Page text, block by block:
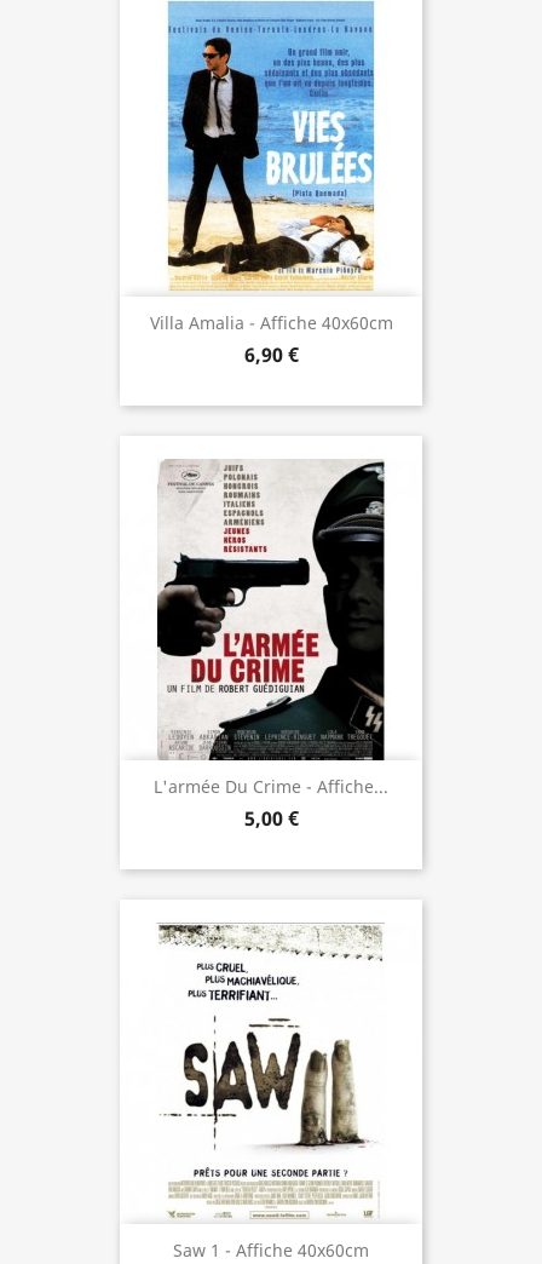
Villa Amalia - Affiche 40x60cm
6,90 €
L'armée Du Crime - Affiche...
5,00 €
Saw 1 - Affiche 40x60cm